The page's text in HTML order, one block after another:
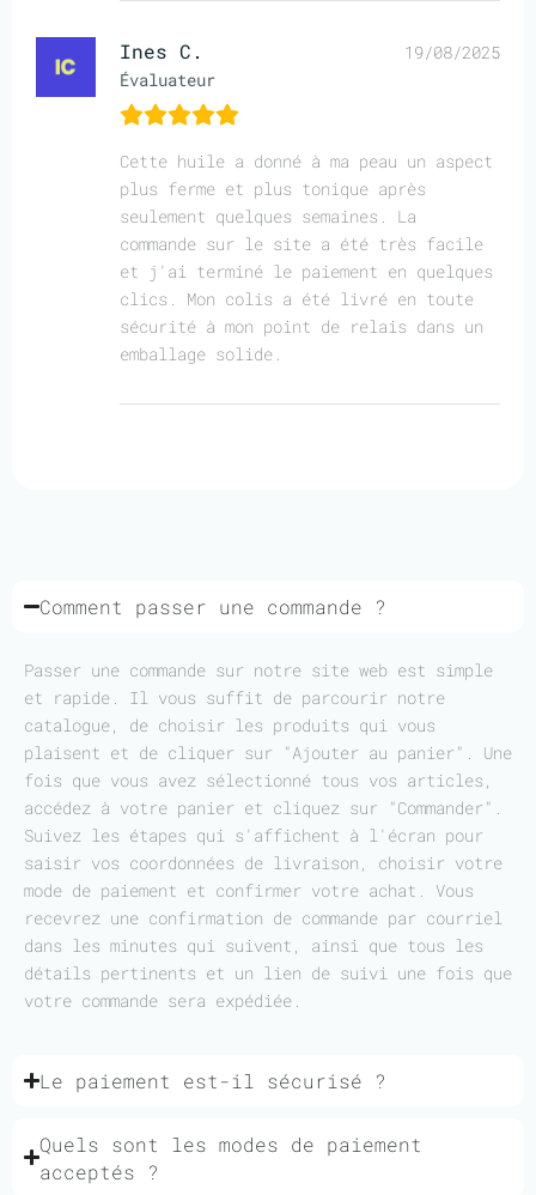
Ines C.
Évaluateur
19/08/2025
Cette huile a donné à ma peau un aspect
plus ferme et plus tonique après
seulement quelques semaines. La
commande sur le site a été très facile
et j'ai terminé le paiement en quelques
clics. Mon colis a été livré en toute
sécurité à mon point de relais dans un
emballage solide.
Comment passer une commande ?
Passer une commande sur notre site web est simple
et rapide. Il vous suffit de parcourir notre
catalogue, de choisir les produits qui vous
plaisent et de cliquer sur "Ajouter au panier". Une
fois que vous avez sélectionné tous vos articles,
accédez à votre panier et cliquez sur "Commander".
Suivez les étapes qui s'affichent à l'écran pour
saisir vos coordonnées de livraison, choisir votre
mode de paiement et confirmer votre achat. Vous
recevrez une confirmation de commande par courriel
dans les minutes qui suivent, ainsi que tous les
détails pertinents et un lien de suivi une fois que
votre commande sera expédiée.
Le paiement est-il sécurisé ?
Quels sont les modes de paiement
acceptés ?